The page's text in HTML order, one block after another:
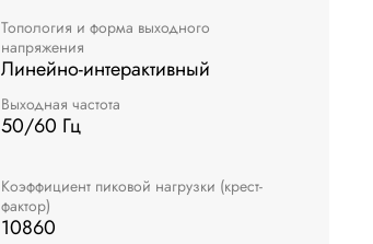
Топология и форма выходного
напряжения
Линейно-интерактивный
Выходная частота
50/60 Гц
Коэффициент пиковой нагрузки (крест-
фактор)
10860